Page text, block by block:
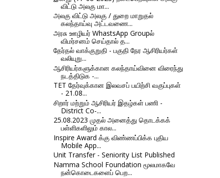
விட்டு அலகு மா...
அலகு விட்டு அலகு / துறை மாறுதல்
கலந்தாய்வு அட்டவணை...
அரசு ஊழியர் WhastsApp Groupல்
விமர்சனம் செய்தால் த...
தேர்தல் வாக்குறுதி - பகுதி நேர ஆசிரியர்கள்
வலியுறு...
ஆசிரியர்களுக்கான கலந்தாய்வினை விரைந்து
நடத்திடுக -...
TET தேர்வுக்கான இலவசப் பயிற்சி வகுப்புகள்
- 21.08...
சிறார் மற்றும் ஆசிரியர் இதழ்கள் பணி -
District Co-...
25.08.2023 முதல் அனைத்து தொடக்கக்
பள்ளிகளிலும் கால...
Inspire Award க்கு விண்ணப்பிக்க புதிய
Mobile App...
Unit Transfer - Seniority List Published
Namma School Foundation மூலமாகவே
நன்கொடைகளைப் பெற...